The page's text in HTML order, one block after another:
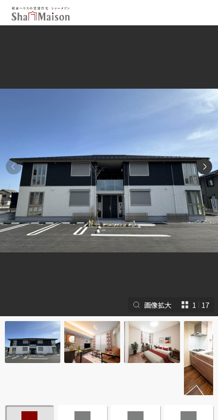
通勤・通学時間から探す
地図から探す
人気のカテゴリから探す
シャーメゾンとは
シャーメゾンセレクショ
ン
画像拡大 1 17